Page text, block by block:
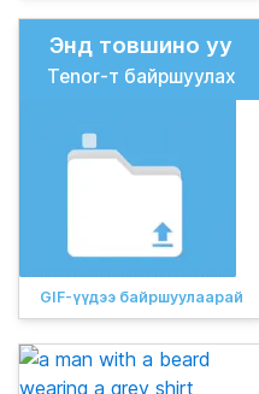
Энд товшино уу
Tenor-т байршуулах
GIF-үүдээ байршуулаарай